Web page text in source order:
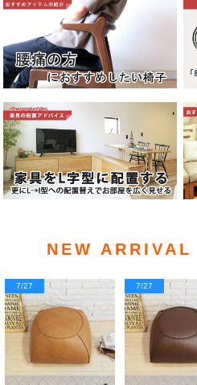
NEW ARRIVAL
7/27 7/27